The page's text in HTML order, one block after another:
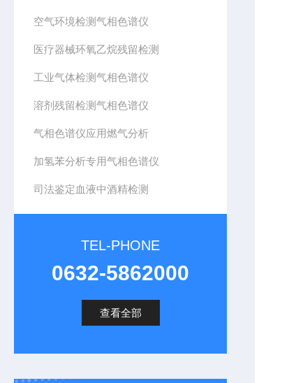
空气环境检测气相色谱仪
医疗器械环氧乙烷残留检测
工业气体检测气相色谱仪
溶剂残留检测气相色谱仪
气相色谱仪应用燃气分析
加氢苯分析专用气相色谱仪
司法鉴定血液中酒精检测
TEL-PHONE
0632-5862000
查看全部